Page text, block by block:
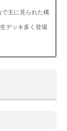
主に見られた構
デッキ多く登場